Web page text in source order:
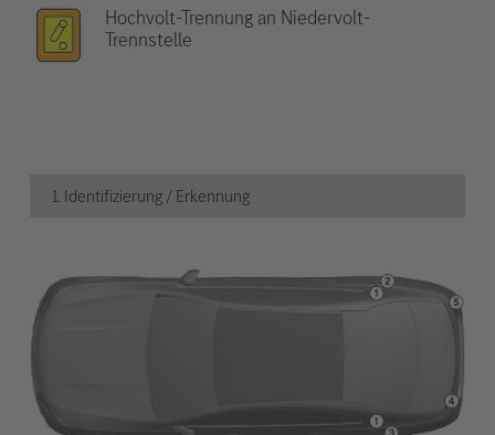
Hochvolt-Trennung an Niedervolt-
Trennstelle
1. Identifizierung / Erkennung